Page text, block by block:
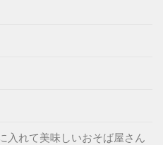
入れて美味しいおそば屋さん